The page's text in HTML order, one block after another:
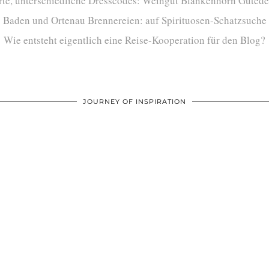
Baden und Ortenau Brennereien: auf Spirituosen-Schatzsuche
Wie entsteht eigentlich eine Reise-Kooperation für den Blog?
JOURNEY OF INSPIRATION